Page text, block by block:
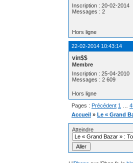
Inscription : 20-02-2014
Messages : 2
Hors ligne
22-02-2014 10:43:14
vin$$
Membre
Inscription : 25-04-2010
Messages : 2 609
Hors ligne
Pages : Précédent 1
Accueil » Le « Grand
Atteindre